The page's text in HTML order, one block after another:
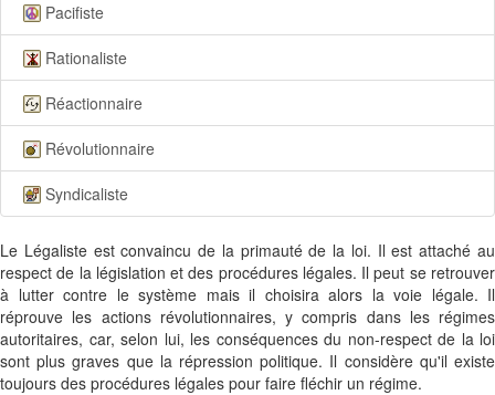
Pacifiste
Rationaliste
Réactionnaire
Révolutionnaire
Syndicaliste
Le Légaliste est convaincu de la primauté de la loi. Il est attaché au
respect de la législation et des procédures légales. Il peut se retrouver
à lutter contre le système mais il choisira alors la voie légale. Il
réprouve les actions révolutionnaires, y compris dans les régimes
autoritaires, car, selon lui, les conséquences du non-respect de la loi
sont plus graves que la répression politique. Il considère qu'il existe
toujours des procédures légales pour faire fléchir un régime.